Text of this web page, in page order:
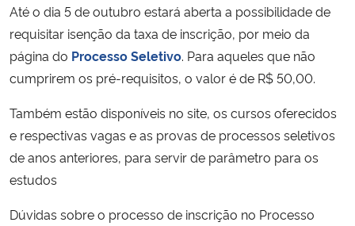
Planalto
Até o dia 5 de outubro estará aberta a possibilidade de
requisitar isenção da taxa de inscrição, por meio da
página do Processo Seletivo. Para aqueles que não
cumprirem os pré-requisitos, o valor é de R$ 50,00.
Também estão disponíveis no site, os cursos oferecidos
e respectivas vagas e as provas de processos seletivos
de anos anteriores, para servir de parâmetro para os
estudos
Dúvidas sobre o processo de inscrição no Processo